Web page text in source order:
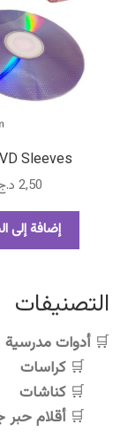
Sleeves
2,50
إضافة إلى
التصنيفات
أدوات مدرسية
كراسات
كناشات
أقلام